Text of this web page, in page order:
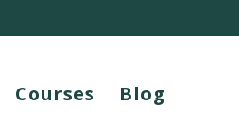
Courses Blog